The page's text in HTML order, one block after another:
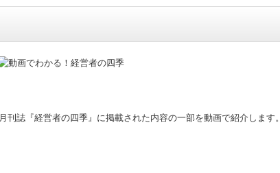
月刊誌『経営者の四季』に掲載された内容の一部を動画で紹介します。